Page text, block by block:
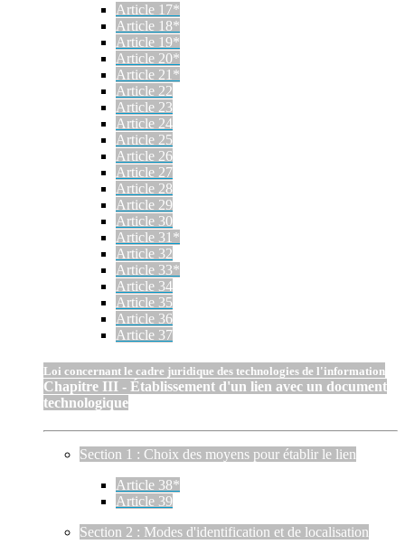
Article 17*
Article 18*
Article 19*
Article 20*
Article 21*
Article 22
Article 23
Article 24
Article 25
Article 26
Article 27
Article 28
Article 29
Article 30
Article 31*
Article 32
Article 33*
Article 34
Article 35
Article 36
Article 37
Loi concernant le cadre juridique des technologies de l'information
Chapitre III - Établissement d'un lien avec un document
technologique
Section 1 : Choix des moyens pour établir le lien
Article 38*
Article 39
Section 2 : Modes d'identification et de localisation